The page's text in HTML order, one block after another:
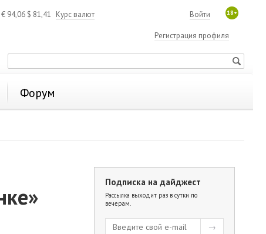
€ 94,06 $ 81,41 Курс валют 18+
Войти
Регистрация профиля
Форум
Подписка на дайджест
Рассылка выходит раз в сутки по
вечерам.